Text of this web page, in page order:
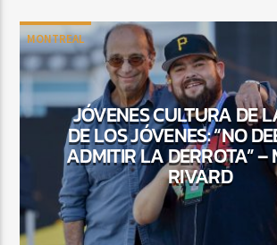
MONTREAL
JÓVENES CULTURA DE
DE LOS JÓVENES: “NO
ADMITIR LA DERROTA” –
RIVARD